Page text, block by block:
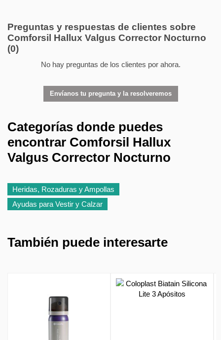
Preguntas y respuestas de clientes sobre
Comforsil Hallux Valgus Corrector Nocturno
(0)
No hay preguntas de los clientes por ahora.
Envíanos tu pregunta y la resolveremos
Categorías donde puedes
encontrar Comforsil Hallux
Valgus Corrector Nocturno
Heridas, Rozaduras y Ampollas
Ayudas para Vestir y Calzar
También puede interesarte